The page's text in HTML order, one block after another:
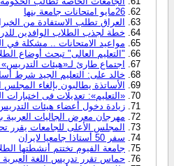
26مايو امتحانات جامعة بنها
العراق تطلب الاستفادة من
خطة لجذب الطلاب الوافدين
مواعيد الامتحانات .. مشكلة في
"التعليم العالى" تبحث أوضاع
اجتماع طارئ لـ«هيئات
خالد على: التعليم الجيد شرط
الأساتذة يطالبون بإلغاء المجلس
«التعليم»: تعديلات فى اختبارات
زيادة دخول أعضاء هيئات
مهرجان معرض الجاليات العربية
المجلس الأعلى للجامعات يقرر
سفر 50 أستاذا جامعيا لايران
جامعة الفيوم تختتم أنشطتها
حماس تقرر تدريس اللغة